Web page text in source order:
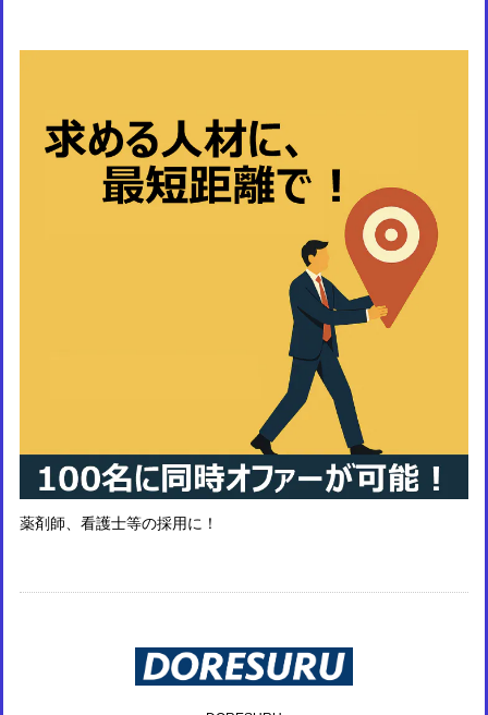
薬剤師、看護士等の採用に！